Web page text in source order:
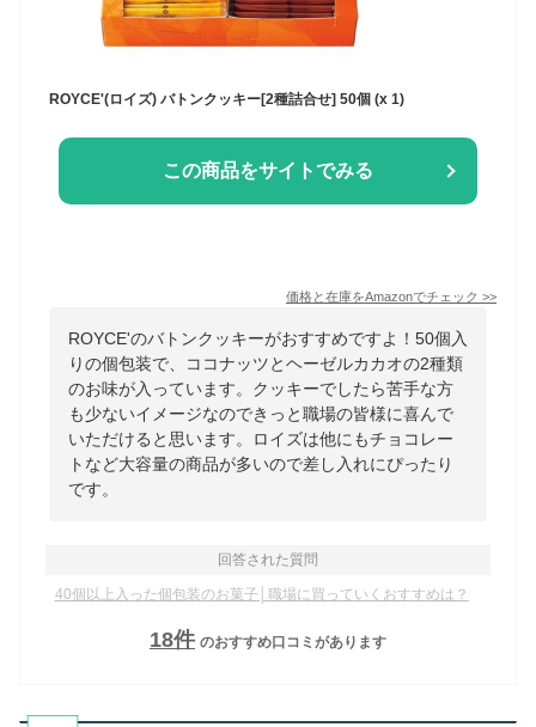
ROYCE'(ロイズ) バトンクッキー[2種詰合せ] 50個 (x 1)
この商品をサイトでみる
価格と在庫をAmazonでチェック >>
ROYCE'のバトンクッキーがおすすめですよ！50個入
りの個包装で、ココナッツとヘーゼルカカオの2種類
のお味が入っています。クッキーでしたら苦手な方
も少ないイメージなのできっと職場の皆様に喜んで
いただけると思います。ロイズは他にもチョコレー
トなど大容量の商品が多いので差し入れにぴったり
です。
回答された質問
40個以上入った個包装のお菓子│職場に買っていくおすすめは？
18件 のおすすめ口コミがあります